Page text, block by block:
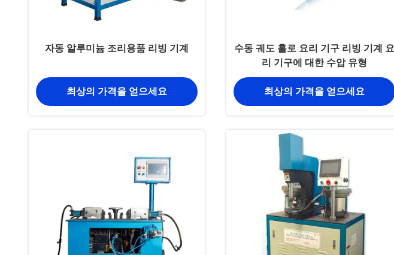
자동 알루미늄 조리용품 리빙 기계
최상의 가격을 얻으세요
수동 궤도 홀로 요리 기구 리빙 기계 요
리 기구에 대한 수압 유형
최상의 가격을 얻으세요